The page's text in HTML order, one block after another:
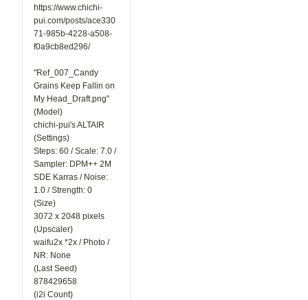
https://www.chichi-
pui.com/posts/ace330
71-985b-4228-a508-
f0a9cb8ed296/
"Ref_007_Candy
Grains Keep Fallin on
My Head_Draft.png"
(Model)
chichi-pui's ALTAIR
(Settings)
Steps: 60 / Scale: 7.0 /
Sampler: DPM++ 2M
SDE Karras / Noise:
1.0 / Strength: 0
(Size)
3072 x 2048 pixels
(Upscaler)
waifu2x *2x / Photo /
NR: None
(Last Seed)
878429658
(i2i Count)